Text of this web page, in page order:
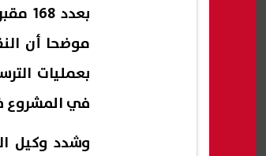
موضحا أن
بعمليات
في
وشدد وكيل